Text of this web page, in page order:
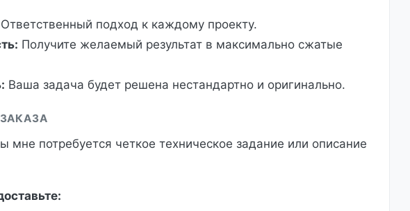
Ответственный подход к каждому проекту.
Получите желаемый результат в максимально сжатые
Ваша задача будет решена нестандартно и оригинально.
мне потребуется четкое техническое задание или описание